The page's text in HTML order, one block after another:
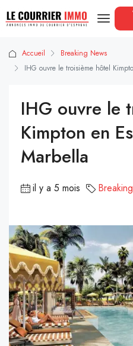
Accueil
Breaking News
IHG ouvre le troisième hôtel
IHG ouvre le
Kimpton en
Marbella
il y a 5 mois